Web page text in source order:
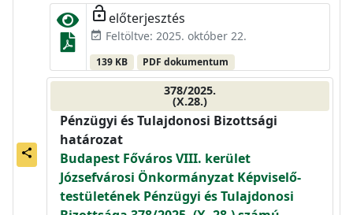
share
lock_open előterjesztés
event_available Feltöltve: 2025. október 22.
139 KB PDF dokumentum
378/2025.
(X.28.)
Pénzügyi és Tulajdonosi Bizottsági
határozat
Budapest Főváros VIII. kerület
Józsefvárosi Önkormányzat Képviselő-
testületének Pénzügyi és Tulajdonosi